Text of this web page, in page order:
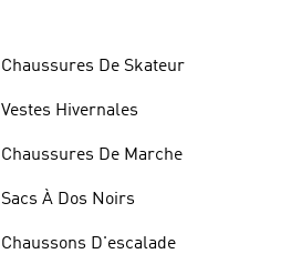
Chaussures De Skateur
Vestes Hivernales
Chaussures De Marche
Sacs À Dos Noirs
Chaussons D'escalade